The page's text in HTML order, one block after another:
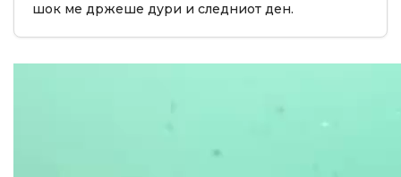
шок ме држеше дури и следниот ден.